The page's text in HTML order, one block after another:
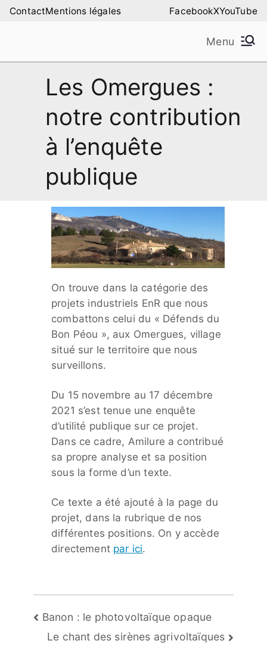
AllerContactMentions légales FacebookXYouTube
Amilure – Les Amis
de la Montagne de
Lure
Menu
Les Omergues :
notre contribution
à l’enquête
publique
On trouve dans la catégorie des
projets industriels EnR que nous
combattons celui du « Défends du
Bon Péou », aux Omergues, village
situé sur le territoire que nous
surveillons.
Du 15 novembre au 17 décembre
2021 s’est tenue une enquête
d’utilité publique sur ce projet.
Dans ce cadre, Amilure a contribué
sa propre analyse et sa position
sous la forme d’un texte.
Ce texte a été ajouté à la page du
projet, dans la rubrique de nos
différentes positions. On y accède
directement par ici.
Navigation
de
Banon : le photovoltaïque opaque
Le chant des sirènes agrivoltaïques